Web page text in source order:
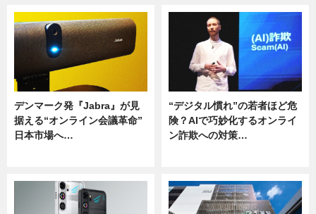
デンマーク発『Jabra』が見
据える“オンライン会議革命”
日本市場へ…
“デジタル慣れ”の若者ほど危
険？AIで巧妙化するオンライ
ン詐欺への対策…